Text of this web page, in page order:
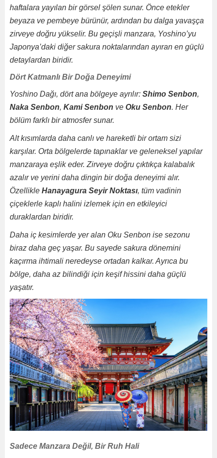
haftalara yayılan bir görsel şölen sunar. Önce etekler
beyaza ve pembeye bürünür, ardından bu dalga yavaşça
zirveye doğru yükselir. Bu geçişli manzara, Yoshino’yu
Japonya’daki diğer sakura noktalarından ayıran en güçlü
detaylardan biridir.
Dört Katmanlı Bir Doğa Deneyimi
Yoshino Dağı, dört ana bölgeye ayrılır: Shimo Senbon,
Naka Senbon, Kami Senbon ve Oku Senbon. Her
bölüm farklı bir atmosfer sunar.
Alt kısımlarda daha canlı ve hareketli bir ortam sizi
karşılar. Orta bölgelerde tapınaklar ve geleneksel yapılar
manzaraya eşlik eder. Zirveye doğru çıktıkça kalabalık
azalır ve yerini daha dingin bir doğa deneyimi alır.
Özellikle Hanayagura Seyir Noktası, tüm vadinin
çiçeklerle kaplı halini izlemek için en etkileyici
duraklardan biridir.
Daha iç kesimlerde yer alan Oku Senbon ise sezonu
biraz daha geç yaşar. Bu sayede sakura dönemini
kaçırma ihtimali neredeyse ortadan kalkar. Ayrıca bu
bölge, daha az bilindiği için keşif hissini daha güçlü
yaşatır.
Sadece Manzara Değil, Bir Ruh Hali